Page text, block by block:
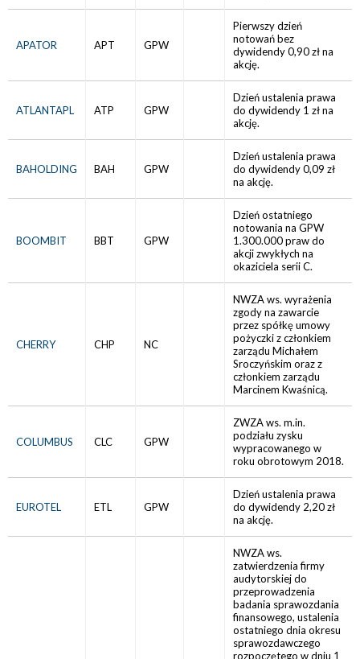
APATOR APT GPW
Pierwszy dzień
notowań bez
dywidendy 0,90 zł na
akcję.
ATLANTAPL ATP GPW
Dzień ustalenia prawa
do dywidendy 1 zł na
akcję.
BAHOLDING BAH GPW
Dzień ustalenia prawa
do dywidendy 0,09 zł
na akcję.
BOOMBIT BBT GPW
Dzień ostatniego
notowania na GPW
1.300.000 praw do
akcji zwykłych na
okaziciela serii C.
CHERRY CHP NC
NWZA ws. wyrażenia
zgody na zawarcie
przez spółkę umowy
pożyczki z członkiem
zarządu Michałem
Sroczyńskim oraz z
członkiem zarządu
Marcinem Kwaśnicą.
COLUMBUS CLC GPW
ZWZA ws. m.in.
podziału zysku
wypracowanego w
roku obrotowym 2018.
EUROTEL ETL GPW
Dzień ustalenia prawa
do dywidendy 2,20 zł
na akcję.
NWZA ws.
zatwierdzenia firmy
audytorskiej do
przeprowadzenia
badania sprawozdania
finansowego, ustalenia
ostatniego dnia okresu
sprawozdawczego
rozpoczętego w dniu 1